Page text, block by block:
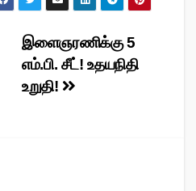
இளைஞரணிக்கு 5
எம்.பி. சீட்! உதயநிதி
உறுதி!